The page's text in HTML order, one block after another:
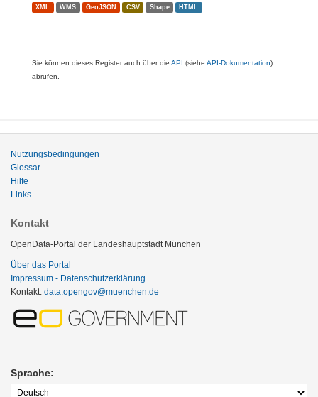
XML WMS GeoJSON CSV Shape HTML
Sie können dieses Register auch über die API (siehe API-Dokumentation)
abrufen.
Nutzungsbedingungen
Glossar
Hilfe
Links
Kontakt
OpenData-Portal der Landeshauptstadt München
Über das Portal
Impressum - Datenschutzerklärung
Kontakt: data.opengov@muenchen.de
Sprache